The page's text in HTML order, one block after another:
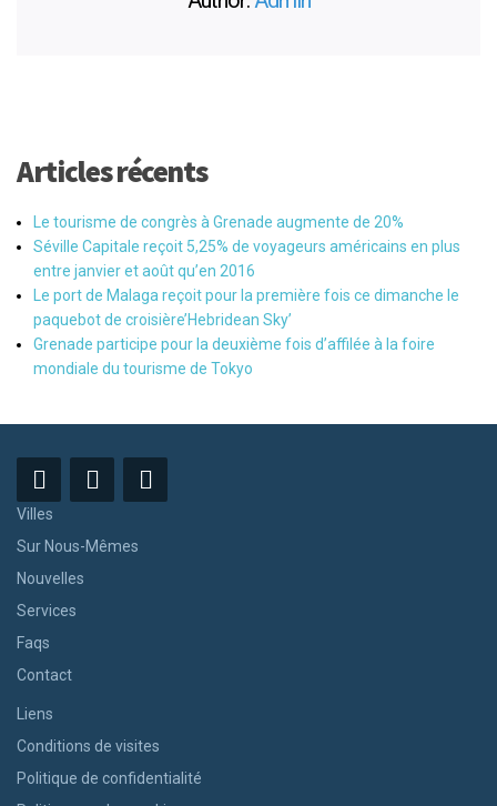
Articles récents
Le tourisme de congrès à Grenade augmente de 20%
Séville Capitale reçoit 5,25% de voyageurs américains en plus
entre janvier et août qu’en 2016
Le port de Malaga reçoit pour la première fois ce dimanche le
paquebot de croisière’Hebridean Sky’
Grenade participe pour la deuxième fois d’affilée à la foire
mondiale du tourisme de Tokyo
Villes
Sur Nous-Mêmes
Nouvelles
Services
Faqs
Contact
Liens
Conditions de visites
Politique de confidentialité